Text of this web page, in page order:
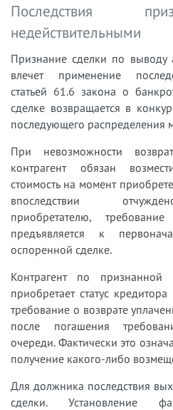
Последствия
недействительными
Признание сделки по выводу
влечет применение
статьей 61.6 закона о
сделке возвращается в
последующего распределения
При невозможности
контрагент обязан
стоимость на момент
впоследствии
приобретателю,
предъявляется к
оспоренной сделке.
Контрагент по признанной
приобретает статус
требование о возврате
после погашения
очереди. Фактически это
получение какого-либо
Для должника последствия
сделки. Установление